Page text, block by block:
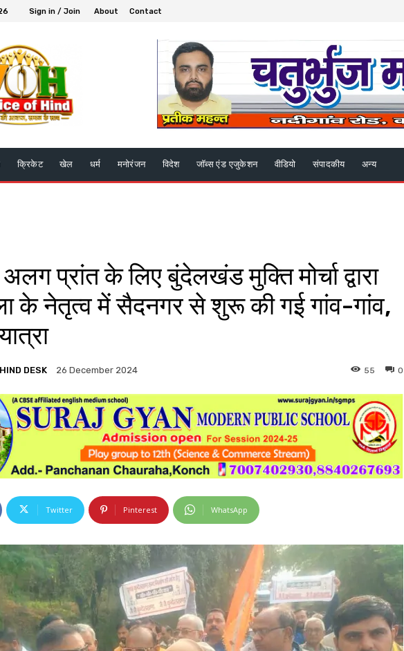
Sign in / Join About Contact
क्रिकेट खेल धर्म मनोरंजन विदेश जॉब्स एंड एजुकेशन वीडियो संपादकीय अन्य
प्रांत के लिए बुंदेलखंड मुक्ति मोर्चा द्वारा
के नेतृत्व में सैदनगर से शुरू की गई गांव-गांव,
DESK 26 December 2024 0
55
Twitter Pinterest WhatsApp